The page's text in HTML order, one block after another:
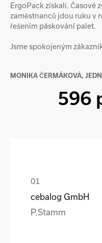
ErgoPack získali. Časové
zaměstnanců jdou ruku v
řešením páskování palet.
Jsme spokojeným
MONIKA ČERMÁKOVÁ,
596
cebalog GmbH
P.Stamm